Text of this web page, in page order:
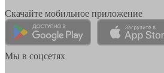
Скачайте мобильное приложение
Мы в соцсетях